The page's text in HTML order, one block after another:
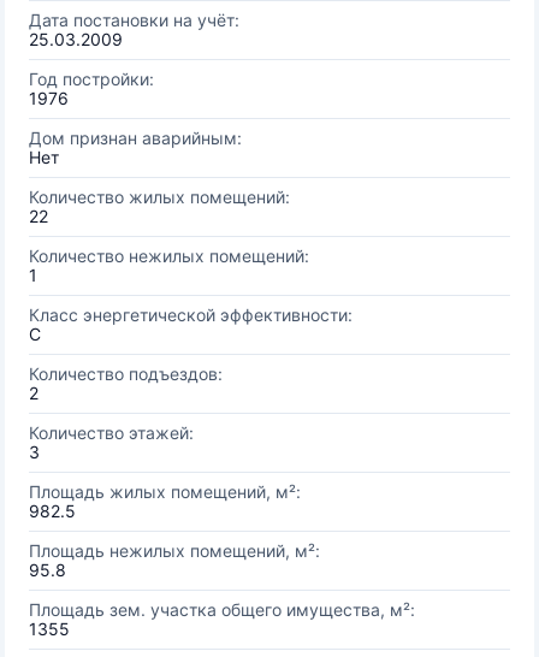
Дата постановки на учёт:
25.03.2009
Год постройки:
1976
Дом признан аварийным:
Нет
Количество жилых помещений:
22
Количество нежилых помещений:
1
Класс энергетической эффективности:
C
Количество подъездов:
2
Количество этажей:
3
Площадь жилых помещений, м²:
982.5
Площадь нежилых помещений, м²:
95.8
Площадь зем. участка общего имущества, м²:
1355